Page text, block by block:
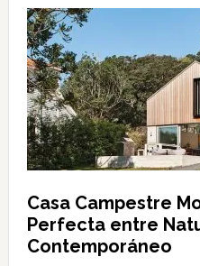
Casa Campestre
Perfecta entre
Contemporáneo